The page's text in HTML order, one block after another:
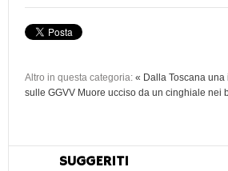
Altro in questa categoria: « Dalla Toscana
sulle GGVV Muore ucciso da un cinghiale nei
SUGGERITI